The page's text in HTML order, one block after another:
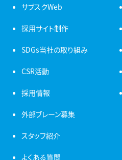
サブスクWeb
採用サイト制作
SDGs当社の取り組み
CSR活動
採用情報
外部ブレーン募集
スタッフ紹介
よくある質問